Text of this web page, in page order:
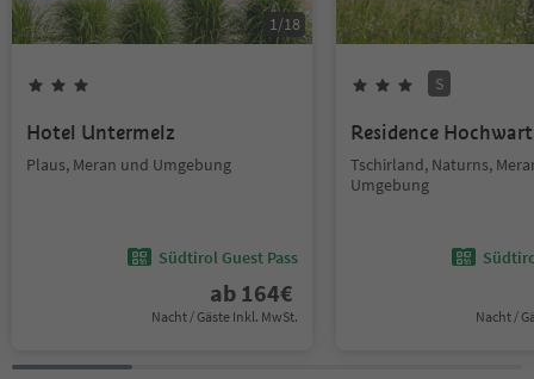
1/18
Hotel Untermelz
Plaus, Meran und Umgebung
Südtirol Guest Pass
ab 164€
Nacht / Gäste Inkl. MwSt.
S
Residence Hochwart
Tschirland, Naturns,
Umgebung
Nacht /